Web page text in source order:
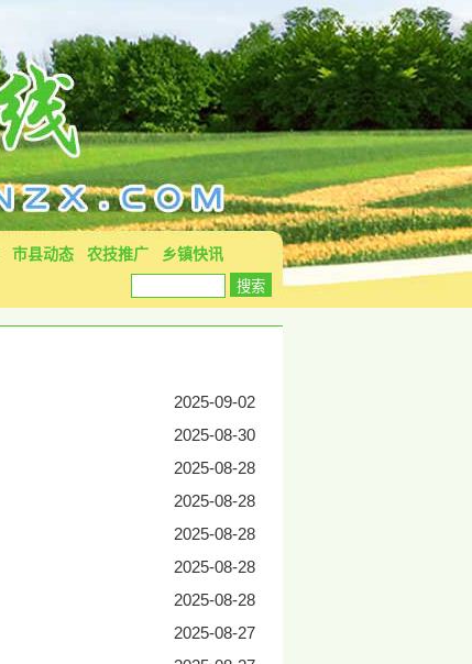
市县动态 农技推广
乡镇快讯
2025-09-02
2025-08-30
2025-08-28
2025-08-28
2025-08-28
2025-08-28
2025-08-28
2025-08-27